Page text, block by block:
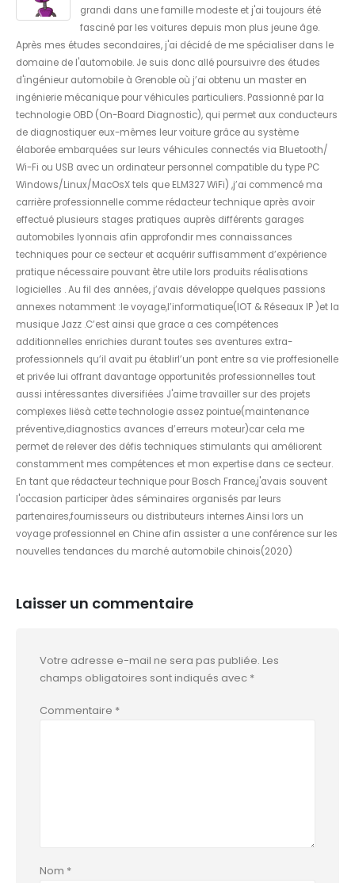
grandi dans une famille modeste et j'ai toujours été
fasciné par les voitures depuis mon plus jeune âge.
Après mes études secondaires, j'ai décidé de me spécialiser dans le
domaine de l'automobile. Je suis donc allé poursuivre des études
d'ingénieur automobile à Grenoble où j’ai obtenu un master en
ingénierie mécanique pour véhicules particuliers. Passionné par la
technologie OBD (On-Board Diagnostic), qui permet aux conducteurs
de diagnostiquer eux-mêmes leur voiture grâce au système
élaborée embarquées sur leurs véhicules connectés via Bluetooth/
Wi-Fi ou USB avec un ordinateur personnel compatible du type PC
Windows/Linux/MacOsX tels que ELM327 WiFi) ,j’ai commencé ma
carrière professionnelle comme rédacteur technique après avoir
effectué plusieurs stages pratiques auprès différents garages
automobiles lyonnais afin approfondir mes connaissances
techniques pour ce secteur et acquérir suffisamment d’expérience
pratique nécessaire pouvant être utile lors produits réalisations
logicielles . Au fil des années, j’avais développe quelques passions
annexes notamment :le voyage,l’informatique(IOT & Réseaux IP )et la
musique Jazz .C’est ainsi que grace a ces compétences
additionnelles enrichies durant toutes ses aventures extra-
professionnels qu’il avait pu établirl’un pont entre sa vie proffesionelle
et privée lui offrant davantage opportunités professionnelles tout
aussi intéressantes diversifiées J'aime travailler sur des projets
complexes liësà cette technologie assez pointue(maintenance
préventive,diagnostics avances d’erreurs moteur)car cela me
permet de relever des défis techniques stimulants qui améliorent
constamment mes compétences et mon expertise dans ce secteur.
En tant que rédacteur technique pour Bosch France,j'avais souvent
l'occasion participer àdes séminaires organisés par leurs
partenaires,fournisseurs ou distributeurs internes.Ainsi lors un
voyage professionnel en Chine afin assister a une conférence sur les
nouvelles tendances du marché automobile chinois(2020)
Laisser un commentaire
Votre adresse e-mail ne sera pas publiée. Les
champs obligatoires sont indiqués avec *
Commentaire *
Nom *